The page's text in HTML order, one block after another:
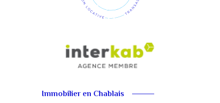
Immobilier en Chablais